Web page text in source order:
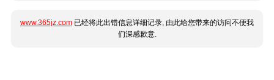
www.365jz.com 已经将此出错信息详细记录, 由此给您带来的访问不便我
们深感歉意.